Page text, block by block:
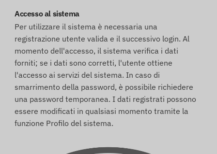
Accesso al sistema
Per utilizzare il sistema è necessaria una
registrazione utente valida e il successivo login. Al
momento dell'accesso, il sistema verifica i dati
forniti; se i dati sono corretti, l'utente ottiene
l'accesso ai servizi del sistema. In caso di
smarrimento della password, è possibile richiedere
una password temporanea. I dati registrati possono
essere modificati in qualsiasi momento tramite la
funzione Profilo del sistema.